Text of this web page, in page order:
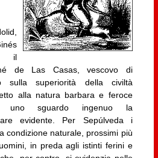
il
de Las Casas, vescovo di
sulla superiorità della civiltà
alla natura barbara e feroce
uno sguardo ingenuo la
evidente. Per Sepúlveda i
condizione naturale, prossimi più
in preda agli istinti ferini e